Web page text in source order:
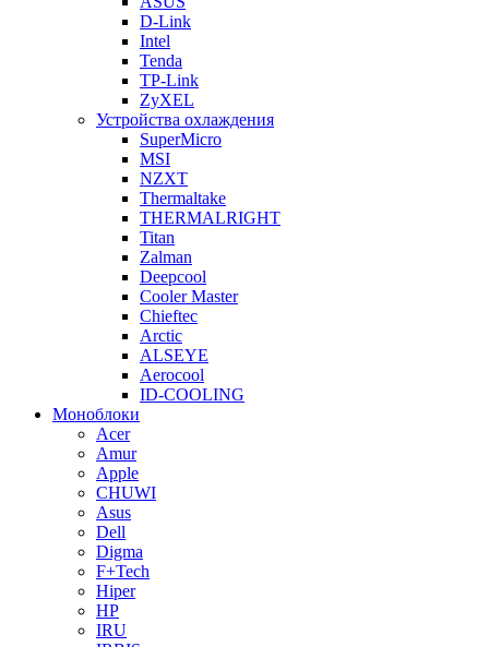
D-Link
Intel
Tenda
TP-Link
ZyXEL
Устройства охлаждения
SuperMicro
MSI
NZXT
Thermaltake
THERMALRIGHT
Titan
Zalman
Deepcool
Cooler Master
Chieftec
Arctic
ALSEYE
Aerocool
ID-COOLING
Моноблоки
Acer
Amur
Apple
CHUWI
Asus
Dell
Digma
F+Tech
Hiper
HP
IRU